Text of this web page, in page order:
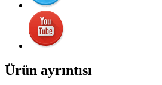
Ürün ayrıntısı